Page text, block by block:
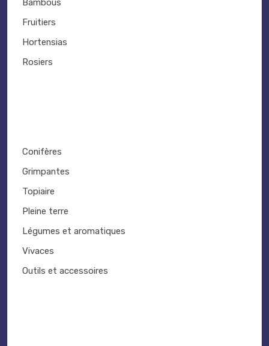
Bambous
Fruitiers
Hortensias
Rosiers
Conifères
Grimpantes
Topiaire
Pleine terre
Légumes et aromatiques
Vivaces
Outils et accessoires